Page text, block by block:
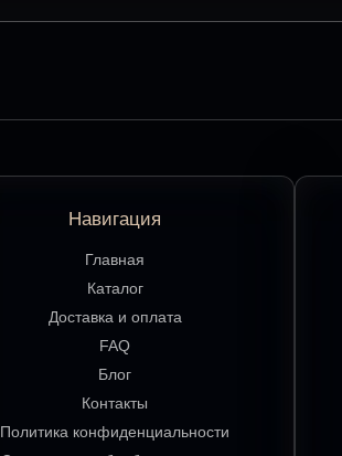
Навигация
Главная
Каталог
Доставка и оплата
FAQ
Блог
Контакты
Политика конфиденциальности